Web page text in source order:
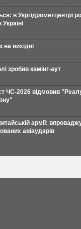
в Укргідрометцентрі
на вихідні
зробив камінг-аут
ЧС-2026 відмовив
армії:
авіаударів